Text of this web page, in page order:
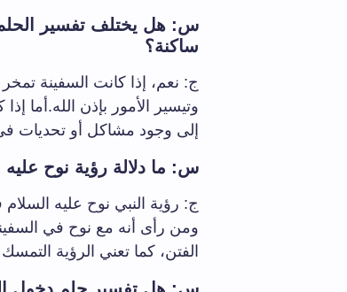
س: هل يختلف تفسير الحلم
ساكنة؟
ج: نعم، إذا كانت السفينة
وتيسير الأمور بإذن الله.أما
إلى وجود مشاكل أو تحديات في
س: ما دلالة رؤية نوح
ومن رأى أنه مع نوح في
الفتن، كما تعني الرؤية